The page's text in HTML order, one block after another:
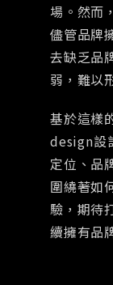
場。然而
儘管品牌
去缺乏品
弱，難以
基於這樣
design設
定位、品
圍繞著如
驗，期待
續擁有品